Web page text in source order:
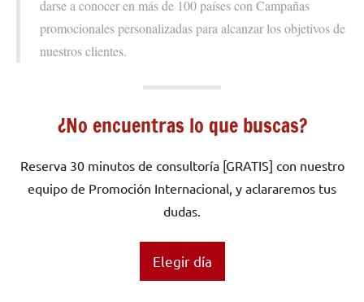
darse a conocer en más de 100 países con Campañas
promocionales personalizadas para alcanzar los objetivos de
nuestros clientes.
¿No encuentras lo que buscas?
Reserva 30 minutos de consultoría [GRATIS] con nuestro
equipo de Promoción Internacional, y aclararemos tus
dudas.
Elegir día